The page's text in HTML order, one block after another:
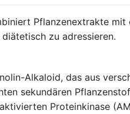
Pflanzenextrakte
zu adressieren.
Alkaloid, das aus
sekundären
Proteinkinase